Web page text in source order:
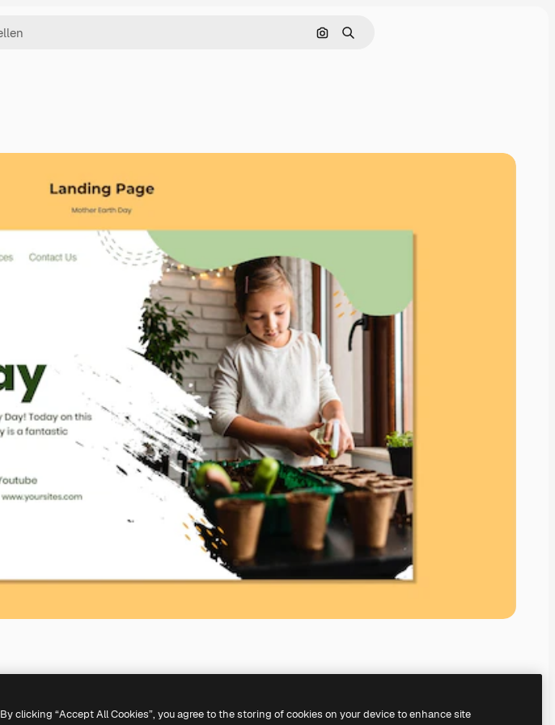
Nach Bild suchen
Suchen
By clicking “Accept All Cookies”, you agree to the storing of cookies on your device to enhance site